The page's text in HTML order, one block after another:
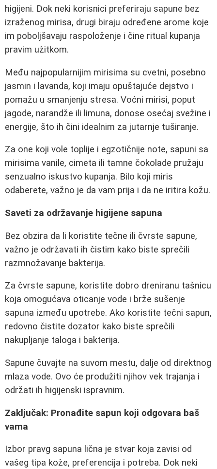
higijeni. Dok neki korisnici preferiraju sapune bez
izraženog mirisa, drugi biraju određene arome koje
im poboljšavaju raspoloženje i čine ritual kupanja
pravim užitkom.
Među najpopularnijim mirisima su cvetni, posebno
jasmin i lavanda, koji imaju opuštajuće dejstvo i
pomažu u smanjenju stresa. Voćni mirisi, poput
jagode, narandže ili limuna, donose osećaj svežine i
energije, što ih čini idealnim za jutarnje tuširanje.
Za one koji vole toplije i egzotičnije note, sapuni sa
mirisima vanile, cimeta ili tamne čokolade pružaju
senzualno iskustvo kupanja. Bilo koji miris
odaberete, važno je da vam prija i da ne iritira kožu.
Saveti za održavanje higijene sapuna
Bez obzira da li koristite tečne ili čvrste sapune,
važno je održavati ih čistim kako biste sprečili
razmnožavanje bakterija.
Za čvrste sapune, koristite dobro dreniranu tašnicu
koja omogućava oticanje vode i brže sušenje
sapuna između upotrebe. Ako koristite tečni sapun,
redovno čistite dozator kako biste sprečili
nakupljanje taloga i bakterija.
Sapune čuvajte na suvom mestu, dalje od direktnog
mlaza vode. Ovo će produžiti njihov vek trajanja i
održati ih higijenski ispravnim.
Zaključak: Pronađite sapun koji odgovara baš
vama
Izbor pravg sapuna lična je stvar koja zavisi od
vašeg tipa kože, preferencija i potreba. Dok neki